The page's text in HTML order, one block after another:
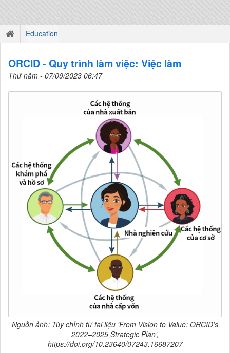
Education
ORCID - Quy trình làm việc: Việc làm
Thứ năm - 07/09/2023 06:47
Nguồn ảnh: Tùy chỉnh từ tài liệu ‘From Vision to Value: ORCID’s
2022–2025 Strategic Plan’,
https://doi.org/10.23640/07243.16687207